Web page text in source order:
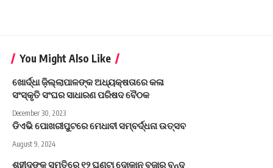
You Might Also Like
ଖୋର୍ଦ୍ଧା ଜ଼ିଲ୍ଲାପାଳଙ୍କ ଅଧ୍ୟକ୍ଷତାରେ କଳା
ସଂସ୍କୃତି ସଂଘର ସାଧାରଣ ପରିଷଦ ବୈଠକ
December 30, 2023
ଡିଏଭି ପୋଖରୀପୁଟରେ ମେଧାବୀ ସମ୍ବର୍ଦ୍ଧନା ଉତ୍ସବ
August 9, 2024
ଶହୀଦଙ୍କ ସ୍ମୃତିରେ ୧୨ ଘଣ୍ଟା ଦୋକାନ ବଜାର ବନ୍ଦ